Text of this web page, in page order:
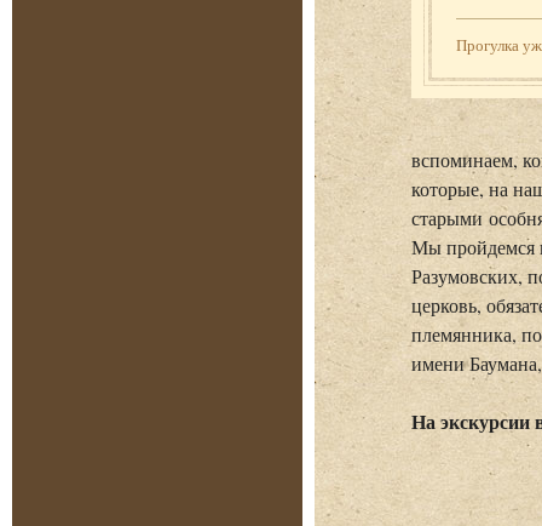
Прогулка
вспоминаем,
которые, на
старыми
Мы пройдемся
Разумовских,
церковь,
племянника,
имени
На экскурсии